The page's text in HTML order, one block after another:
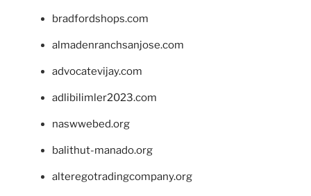
bradfordshops.com
almadenranchsanjose.com
advocatevijay.com
adlibilimler2023.com
naswwebed.org
balithut-manado.org
alteregotradingcompany.org